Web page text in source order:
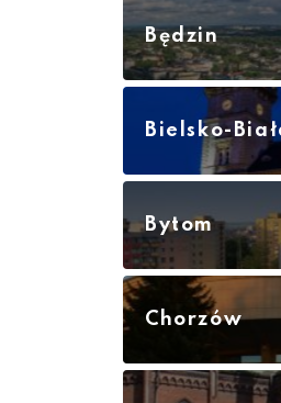
Będzin
Bielsko-
Bytom
Chorzów